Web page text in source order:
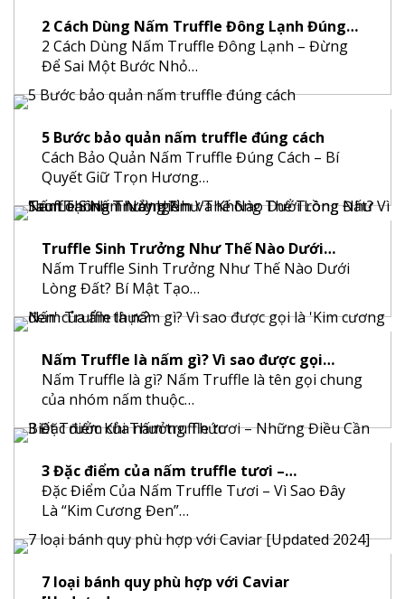
2 Cách Dùng Nấm Truffle Đông Lạnh Đúng…
2 Cách Dùng Nấm Truffle Đông Lạnh – Đừng
Để Sai Một Bước Nhỏ…
5 Bước bảo quản nấm truffle đúng cách
Cách Bảo Quản Nấm Truffle Đúng Cách – Bí
Quyết Giữ Trọn Hương…
Truffle Sinh Trưởng Như Thế Nào Dưới…
Nấm Truffle Sinh Trưởng Như Thế Nào Dưới
Lòng Đất? Bí Mật Tạo…
Nấm Truffle là nấm gì? Vì sao được gọi…
Nấm Truffle là gì? Nấm Truffle là tên gọi chung
của nhóm nấm thuộc…
3 Đặc điểm của nấm truffle tươi –…
Đặc Điểm Của Nấm Truffle Tươi – Vì Sao Đây
Là “Kim Cương Đen”…
7 loại bánh quy phù hợp với Caviar